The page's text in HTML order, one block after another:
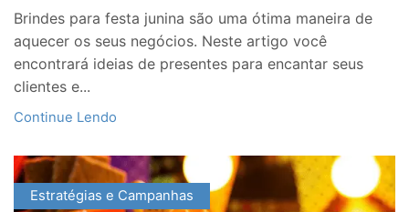
Brindes para festa junina são uma ótima maneira de
aquecer os seus negócios. Neste artigo você
encontrará ideias de presentes para encantar seus
clientes e...
Continue Lendo
Estratégias e Campanhas